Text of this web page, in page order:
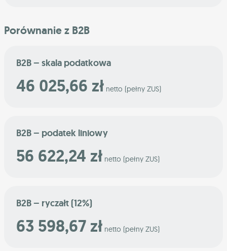
Porównanie z B2B
B2B – skala podatkowa
46 025,66 zł netto (pełny ZUS)
B2B – podatek liniowy
56 622,24 zł netto (pełny ZUS)
B2B – ryczałt (12%)
63 598,67 zł netto (pełny ZUS)